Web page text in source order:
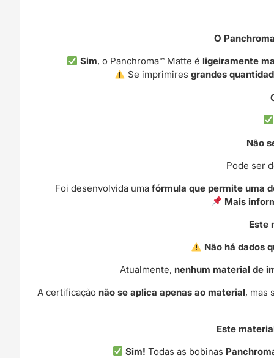
O
Sim, o Panchroma™ Matte é ligeiramente
Se imprimires grandes
Não
Pode ser
Foi desenvolvida uma fórmula que permite uma
Mais
Este
Não há dados
Atualmente, nenhum material de
A certificação não se aplica apenas ao material, mas
Este
Sim! Todas as bobinas